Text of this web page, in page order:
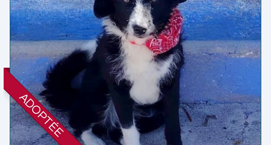
ADOPTÉE